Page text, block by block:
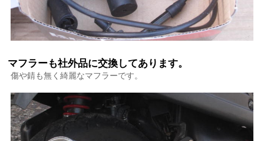
マフラーも社外品に交換してあります。
傷や錆も無く綺麗なマフラーです。